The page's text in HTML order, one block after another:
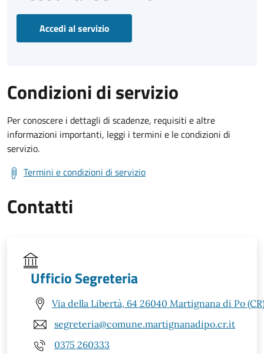
Accedi al servizio
Condizioni di servizio
Per conoscere i dettagli di scadenze, requisiti e altre
informazioni importanti, leggi i termini e le condizioni di
servizio.
Termini e condizioni di servizio
Contatti
Ufficio Segreteria
Via della Libertà, 64 26040 Martignana di Po
segreteria@comune.martignanadipo.cr.it
0375 260333